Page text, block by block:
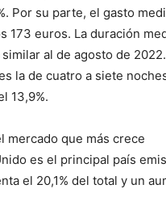
Por su parte, el gasto
173 euros. La duración
al de agosto de
la de cuatro a siete
13,9%.
mercado que más crece
es el principal país
el 20,1% del total y un